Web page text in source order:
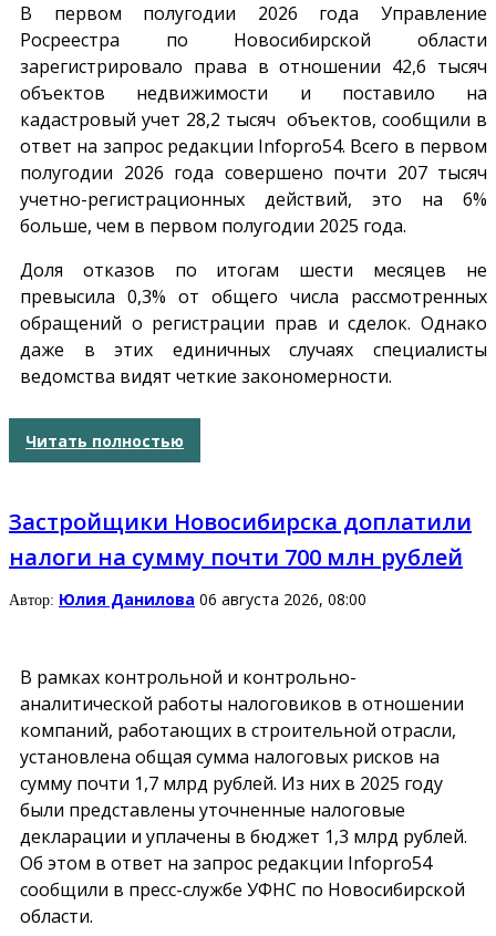
В первом полугодии 2026 года Управление
Росреестра по Новосибирской области
зарегистрировало права в отношении 42,6 тысяч
объектов недвижимости и поставило на
кадастровый учет 28,2 тысяч объектов, сообщили в
ответ на запрос редакции Infopro54. Всего в первом
полугодии 2026 года совершено почти 207 тысяч
учетно-регистрационных действий, это на 6%
больше, чем в первом полугодии 2025 года.
Доля отказов по итогам шести месяцев не
превысила 0,3% от общего числа рассмотренных
обращений о регистрации прав и сделок. Однако
даже в этих единичных случаях специалисты
ведомства видят четкие закономерности.
Читать полностью
Застройщики Новосибирска доплатили
налоги на сумму почти 700 млн рублей
Автор: Юлия Данилова 06 августа 2026, 08:00
В рамках контрольной и контрольно-
аналитической работы налоговиков в отношении
компаний, работающих в строительной отрасли,
установлена общая сумма налоговых рисков на
сумму почти 1,7 млрд рублей. Из них в 2025 году
были представлены уточненные налоговые
декларации и уплачены в бюджет 1,3 млрд рублей.
Об этом в ответ на запрос редакции Infopro54
сообщили в пресс-службе УФНС по Новосибирской
области.